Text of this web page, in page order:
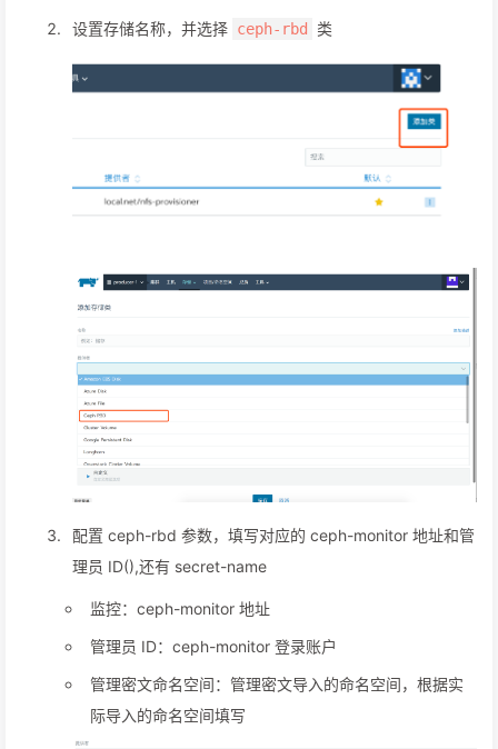
设置存储名称，并选择 ceph-rbd 类
配置 ceph-rbd 参数，填写对应的 ceph-monitor 地址和管
理员 ID(),还有 secret-name
监控：ceph-monitor 地址
管理员 ID：ceph-monitor 登录账户
管理密文命名空间：管理密文导入的命名空间，根据实
际导入的命名空间填写